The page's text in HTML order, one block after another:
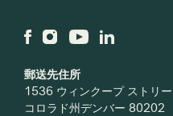
郵送先住所
1536 ウィンクープ ストリ
コロラド州デンバー 80202